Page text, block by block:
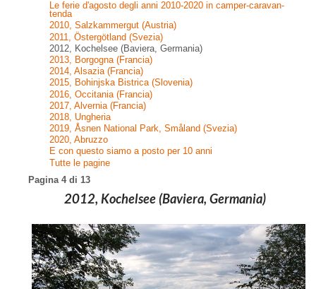
Le ferie d'agosto degli anni 2010-2020 in camper-caravan-
tenda
2010, Salzkammergut (Austria)
2011, Östergötland (Svezia)
2012, Kochelsee (Baviera, Germania)
2013, Borgogna (Francia)
2014, Alsazia (Francia)
2015, Bohinjska Bistrica (Slovenia)
2016, Occitania (Francia)
2017, Alvernia (Francia)
2018, Ungheria
2019, Åsnen National Park, Småland (Svezia)
2020, Abruzzo
E con questo siamo a posto per 10 anni
Tutte le pagine
Pagina 4 di 13
2012, Kochelsee (Baviera, Germania)